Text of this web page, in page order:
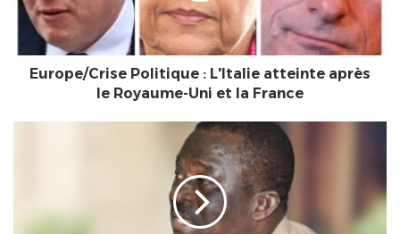
Royaume-
Uni
Europe/Crise Politique : L'Italie atteinte après
le Royaume-Uni et la France